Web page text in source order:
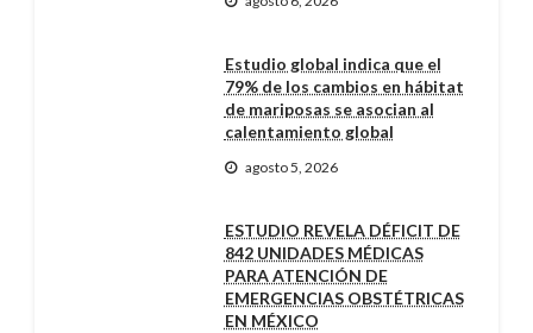
Estudio global indica que el
79% de los cambios en hábitat
de mariposas se asocian al
calentamiento global
agosto 5, 2026
ESTUDIO REVELA DÉFICIT DE
842 UNIDADES MÉDICAS
PARA ATENCIÓN DE
EMERGENCIAS OBSTÉTRICAS
EN MÉXICO